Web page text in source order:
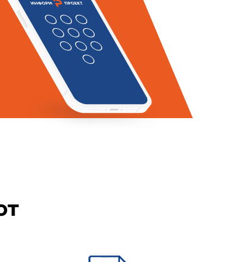
Общие требования и